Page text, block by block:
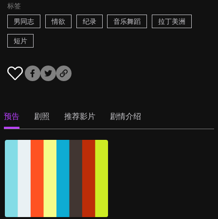
标签
男同志
情欲 纪录 音乐舞蹈 拉丁美洲
短片
预告 剧照 推荐影片 剧情介绍